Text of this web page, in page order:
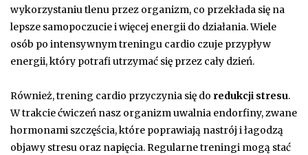
wykorzystaniu tlenu przez organizm, co przekłada się na
lepsze samopoczucie i więcej energii do działania. Wiele
osób po intensywnym treningu cardio czuje przypływ
energii, który potrafi utrzymać się przez cały dzień.
Również, trening cardio przyczynia się do redukcji stresu.
W trakcie ćwiczeń nasz organizm uwalnia endorfiny, zwane
hormonami szczęścia, które poprawiają nastrój i łagodzą
objawy stresu oraz napięcia. Regularne treningi mogą stać